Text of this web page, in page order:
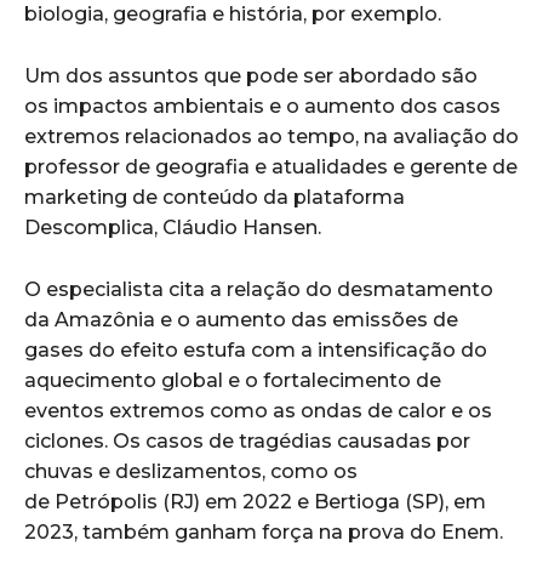
biologia, geografia e história, por exemplo.
Um dos assuntos que pode ser abordado são
os impactos ambientais e o aumento dos casos
extremos relacionados ao tempo, na avaliação do
professor de geografia e atualidades e gerente de
marketing de conteúdo da plataforma
Descomplica, Cláudio Hansen.
O especialista cita a relação do desmatamento
da Amazônia e o aumento das emissões de
gases do efeito estufa com a intensificação do
aquecimento global e o fortalecimento de
eventos extremos como as ondas de calor e os
ciclones. Os casos de tragédias causadas por
chuvas e deslizamentos, como os
de Petrópolis (RJ) em 2022 e Bertioga (SP), em
2023, também ganham força na prova do Enem.